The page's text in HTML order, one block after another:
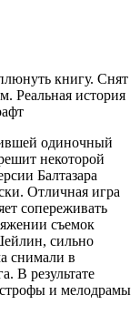
Снят
Реальная история
одиночный
некоторой
Балтазара
Отличная игра
сопереживать
съемок
сильно
снимали в
В результате
и мелодрамы